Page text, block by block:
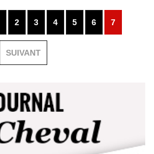
2 3 4 5 6 7
SUIVANT